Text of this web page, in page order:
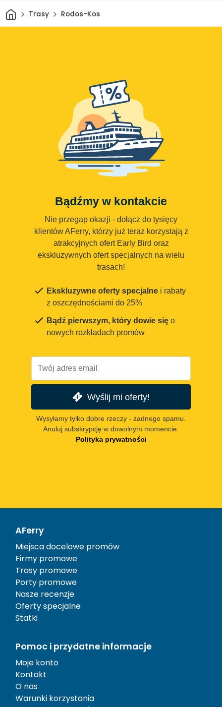
DomTrasy Rodos-Kos
Bądźmy w kontakcie
Nie przegap okazji - dołącz do tysięcy
klientów AFerry, którzy już teraz korzystają z
atrakcyjnych ofert Early Bird oraz
ekskluzywnych ofert specjalnych na wielu
trasach!
Ekskluzywne oferty specjalne i rabaty
z oszczędnościami do 25%
Bądź pierwszym, który dowie się o
nowych rozkładach promów
Wyślij mi oferty!
Wysyłamy tylko dobre rzeczy - żadnego spamu.
Anuluj subskrypcję w dowolnym momencie.
Polityka prywatności
AFerry
Miejsca docelowe promów
Firmy promowe
Trasy promowe
Porty promowe
Nasze recenzje
Oferty specjalne
Statki
Pomoc i przydatne informacje
Moje konto
Kontakt
O nas
Warunki korzystania